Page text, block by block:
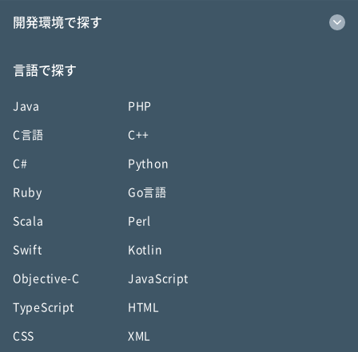
開発環境で探す
言語で探す
Java PHP
C言語 C++
C# Python
Ruby Go言語
Scala Perl
Swift Kotlin
Objective-C JavaScript
TypeScript HTML
CSS XML